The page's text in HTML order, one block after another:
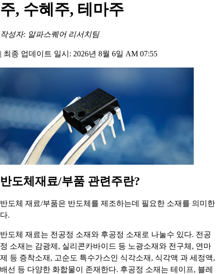
주, 수혜주, 테마주
작성자: 알파스퀘어 리서치팀
| 최종 업데이트 일시: 2026년 8월 6일 AM 07:55
반도체재료/부품 관련주란?
반도체 재료/부품은 반도체를 제조하는데 필요한 소재를 의미한
다.
반도체 재료는 전공정 소재와 후공정 소재로 나눌수 있다. 전공
정 소재는 감광제, 실리콘카바이드 등 노광소재와 전구체, 연마
제 등 증착소재, 고순도 특수가스인 식각소재, 식각액 과 세정액,
배선 등 다양한 화합물이 존재한다. 후공정 소재는 테이프, 블레